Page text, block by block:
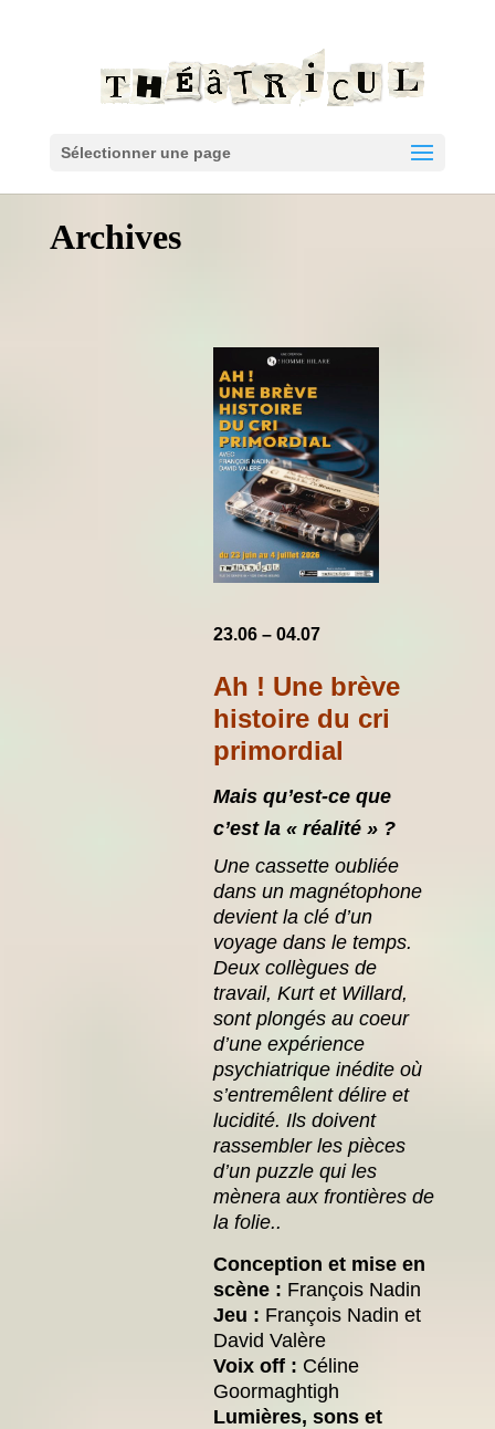
Sélectionner une page
Archives
23.06 – 04.07
Ah ! Une brève
histoire du cri
primordial
Mais qu’est-ce que
c’est la « réalité » ?
Une cassette oubliée
dans un magnétophone
devient la clé d’un
voyage dans le temps.
Deux collègues de
travail, Kurt et Willard,
sont plongés au coeur
d’une expérience
psychiatrique inédite où
s’entremêlent délire et
lucidité. Ils doivent
rassembler les pièces
d’un puzzle qui les
mènera aux frontières de
la folie..
Conception et mise en
scène : François Nadin
Jeu : François Nadin et
David Valère
Voix off : Céline
Goormaghtigh
Lumières, sons et